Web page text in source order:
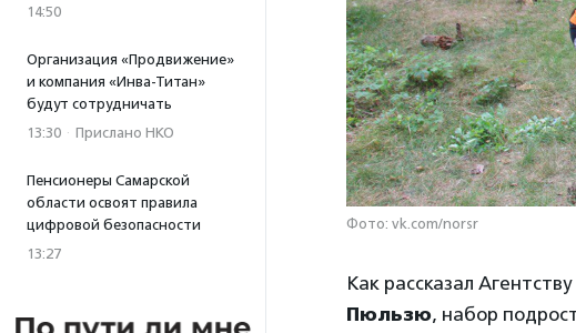
14:50
Организация «Продвижение»
и компания «Инва-Титан»
будут сотрудничать
13:30 · Прислано НКО
Пенсионеры Самарской
области освоят правила
цифровой безопасности
13:27
Фото: vk.com/norsr
Как рассказал
Пюльзю, набор